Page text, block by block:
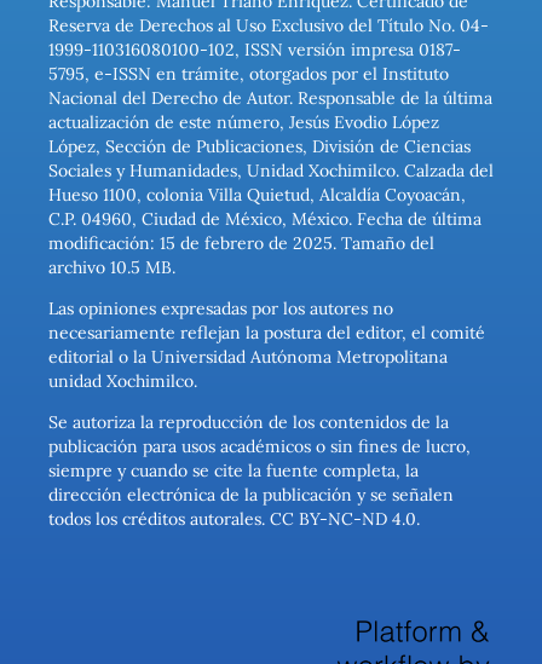
Reserva de Derechos al Uso Exclusivo del Título No. 04-
1999-110316080100-102, ISSN versión impresa 0187-
5795, e-ISSN en trámite, otorgados por el Instituto
Nacional del Derecho de Autor. Responsable de la última
actualización de este número, Jesús Evodio López
López, Sección de Publicaciones, División de Ciencias
Sociales y Humanidades, Unidad Xochimilco. Calzada del
Hueso 1100, colonia Villa Quietud, Alcaldía Coyoacán,
C.P. 04960, Ciudad de México, México. Fecha de última
modificación: 15 de febrero de 2025. Tamaño del
archivo 10.5 MB.
Las opiniones expresadas por los autores no
necesariamente reflejan la postura del editor, el comité
editorial o la Universidad Autónoma Metropolitana
unidad Xochimilco.
Se autoriza la reproducción de los contenidos de la
publicación para usos académicos o sin fines de lucro,
siempre y cuando se cite la fuente completa, la
dirección electrónica de la publicación y se señalen
todos los créditos autorales. CC BY-NC-ND 4.0.